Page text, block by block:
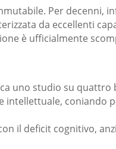
Per decenni,
da eccellenti
è ufficialmente
uno studio su quattro
intellettuale, coniando
il deficit cognitivo,